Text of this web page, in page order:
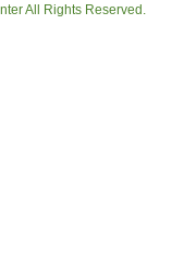
All Rights Reserved.